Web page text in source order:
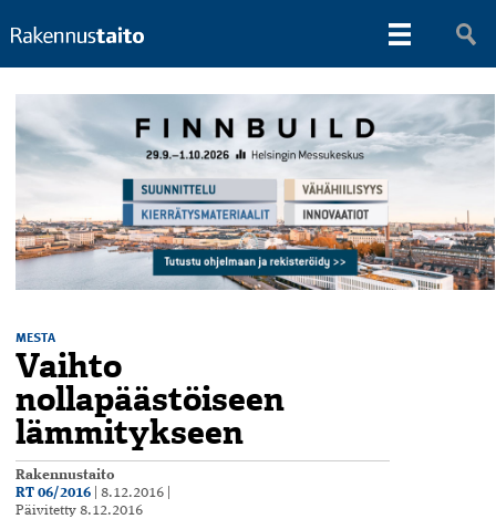
MESTA
Vaihto
nollapäästöiseen
lämmitykseen
Rakennustaito
RT 06/2016
8.12.2016
Päivitetty 8.12.2016